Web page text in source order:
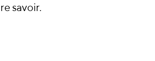
savoir.